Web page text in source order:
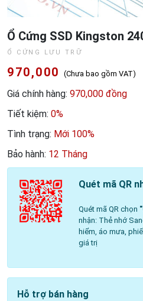
Ổ Cứng SSD Kingston
Ổ CỨNG LƯU TRỮ
970,000 (Chưa bao gồm VAT)
Giá chính hàng: 970,000 đồng
Tiết kiệm: 0%
Tình trạng: Mới 100%
Bảo hành: 12 Tháng
Quét mã QR
Quét mã QR chọn
nhận: Thẻ nhớ
hiểm, áo mưa,
giá trị
Hỗ trợ bán hàng